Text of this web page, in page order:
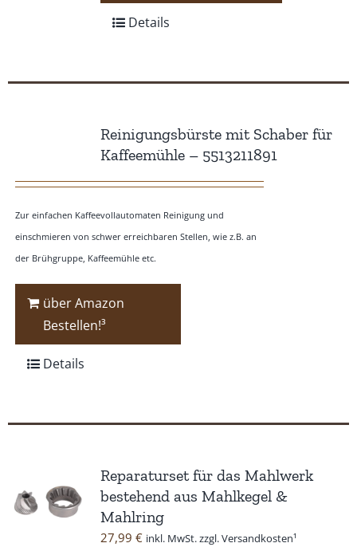
Details
Reinigungsbürste mit Schaber für
Kaffeemühle – 5513211891
Zur einfachen Kaffeevollautomaten Reinigung und
einschmieren von schwer erreichbaren Stellen, wie z.B. an
der Brühgruppe, Kaffeemühle etc.
über Amazon
Bestellen!³
Details
Reparaturset für das Mahlwerk
bestehend aus Mahlkegel &
Mahlring
27,99 € inkl. MwSt. zzgl. Versandkosten¹